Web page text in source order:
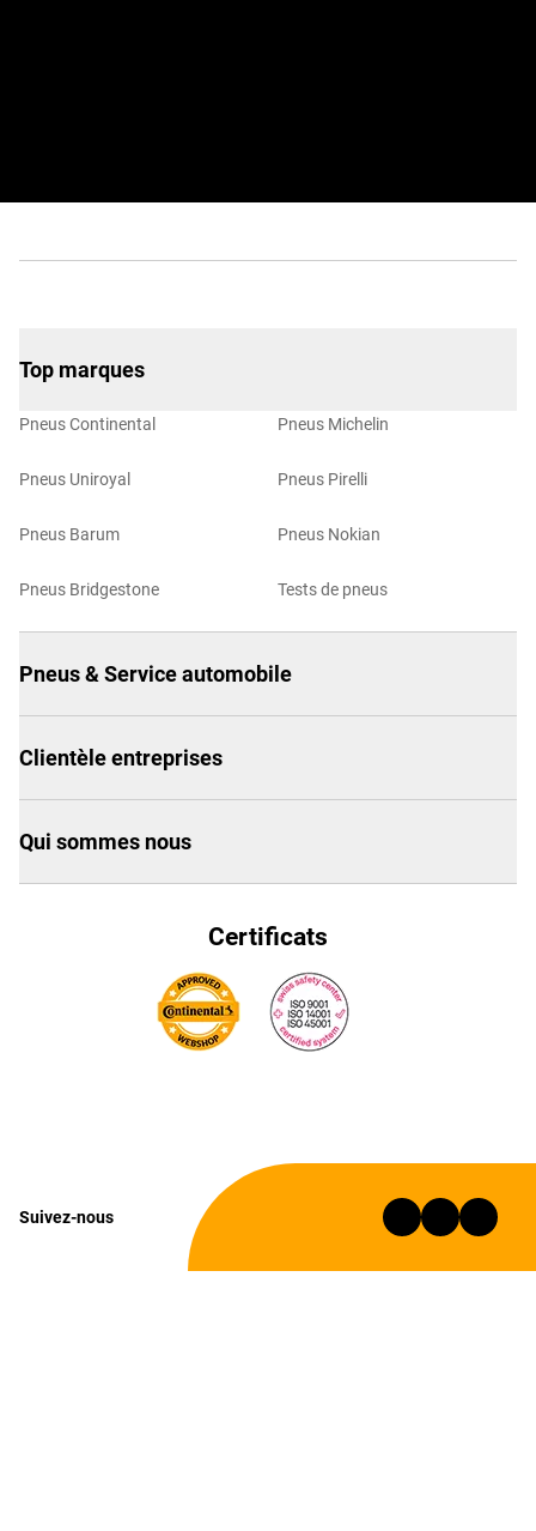
Top marques
Pneus Continental
Pneus Uniroyal
Pneus Barum
Pneus Bridgestone
Pneus Michelin
Pneus Pirelli
Pneus Nokian
Tests de pneus
Pneus & Service automobile
Clientèle entreprises
Qui sommes nous
Certificats
Suivez-nous